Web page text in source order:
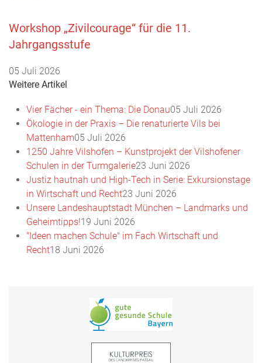
Workshop „Zivilcourage“ für die 11.
Jahrgangsstufe
05 Juli 2026
Weitere Artikel
Vier Fächer - ein Thema: Die Donau05 Juli 2026
Ökologie in der Praxis – Die renaturierte Vils bei
Mattenham05 Juli 2026
1250 Jahre Vilshofen – Kunstprojekt der Vilshofener
Schulen in der Turmgalerie23 Juni 2026
Justiz hautnah und High-Tech in Serie: Exkursionstage
in Wirtschaft und Recht23 Juni 2026
Unsere Landeshauptstadt München – Landmarks und
Geheimtipps!19 Juni 2026
"Ideen machen Schule" im Fach Wirtschaft und
Recht18 Juni 2026